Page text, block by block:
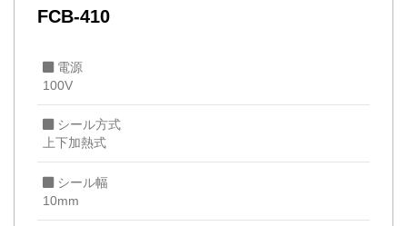
FCB-410
電源
100V
シール方式
上下加熱式
シール幅
10mm